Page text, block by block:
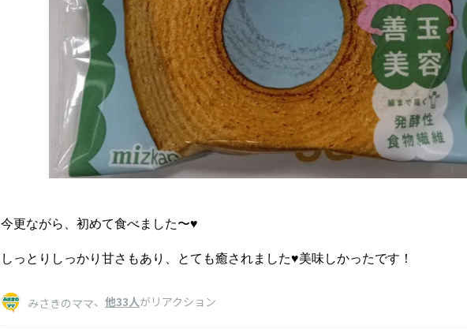
今更ながら、初めて食べました〜♥
しっとりしっかり甘さもあり、とても癒されました♥美味しかったです！
みさきのママ、 他33人がリアクション